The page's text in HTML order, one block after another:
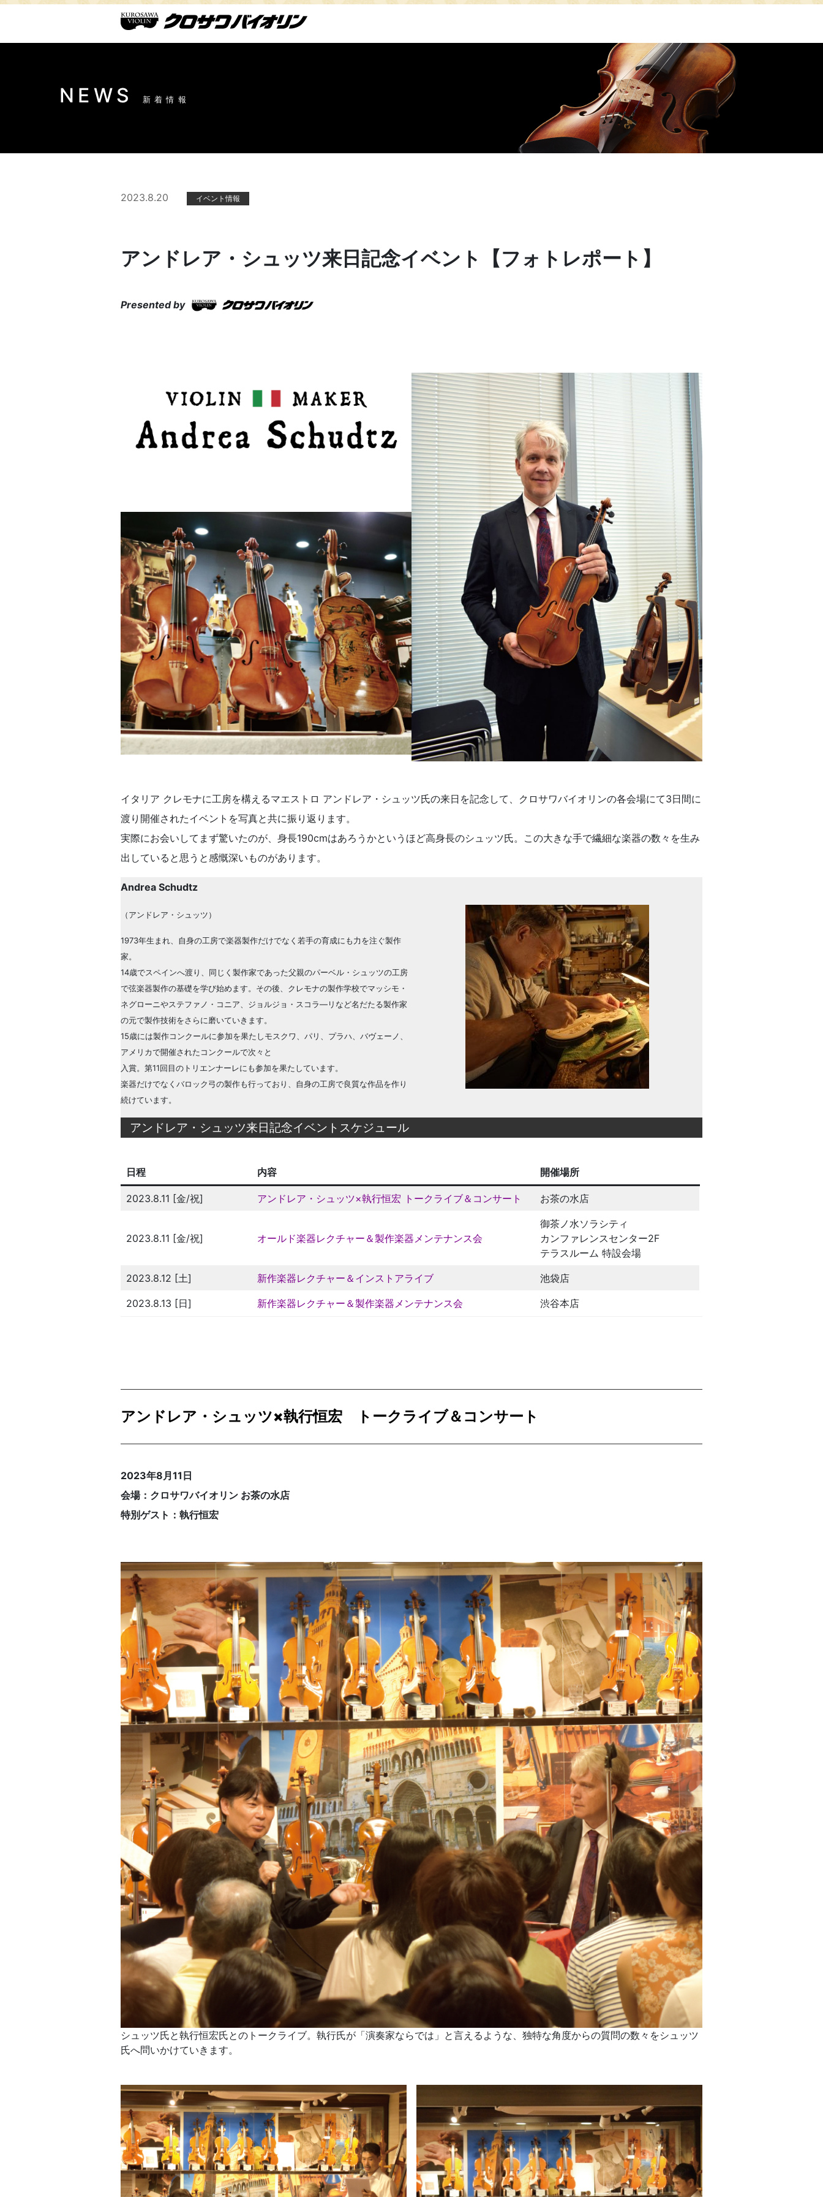
NEWS 新着情報
2023.8.20 イベント情報
アンドレア・シュッツ来日記念イベント【フォトレポート】
Presented by
イタリア クレモナに工房を構えるマエストロ アンドレア・シュッツ氏の来日を記念して、クロサワバイオリンの各会場にて3日間に
渡り開催されたイベントを写真と共に振り返ります。
実際にお会いしてまず驚いたのが、身長190cmはあろうかというほど高身長のシュッツ氏。この大きな手で繊細な楽器の数々を生み
出していると思うと感慨深いものがあります。
Andrea Schudtz
（アンドレア・シュッツ）
1973年生まれ、自身の工房で楽器製作だけでなく若手の育成にも力を注ぐ製作
家。
14歳でスペインへ渡り、同じく製作家であった父親のパーベル・シュッツの工房
で弦楽器製作の基礎を学び始めます。その後、クレモナの製作学校でマッシモ・
ネグローニやステファノ・コニア、ジョルジョ・スコラ―リなど名だたる製作家
の元で製作技術をさらに磨いていきます。
15歳には製作コンクールに参加を果たしモスクワ、パリ、プラハ、バヴェーノ、
アメリカで開催されたコンクールで次々と
入賞。第11回目のトリエンナーレにも参加を果たしています。
楽器だけでなくバロック弓の製作も行っており、自身の工房で良質な作品を作り
続けています。
アンドレア・シュッツ来日記念イベントスケジュール
日程 内容 開催場所
2023.8.11 [金/祝] アンドレア・シュッツ×執行恒宏 トークライブ＆コンサート お茶の水店
2023.8.11 [金/祝] オールド楽器レクチャー＆製作楽器メンテナンス会
御茶ノ水ソラシティ
カンファレンスセンター2F
テラスルーム 特設会場
2023.8.12 [土] 新作楽器レクチャー＆インストアライブ 池袋店
2023.8.13 [日] 新作楽器レクチャー＆製作楽器メンテナンス会 渋谷本店
アンドレア・シュッツ×執行恒宏 トークライブ＆コンサート
2023年8月11日
会場：クロサワバイオリン お茶の水店
特別ゲスト：執行恒宏
シュッツ氏と執行恒宏氏とのトークライブ。執行氏が「演奏家ならでは」と言えるような、独特な角度からの質問の数々をシュッツ
氏へ問いかけていきます。